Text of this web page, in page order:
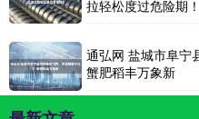
拉轻松度过危险期！
通弘网 盐城市阜宁
蟹肥稻丰万象新